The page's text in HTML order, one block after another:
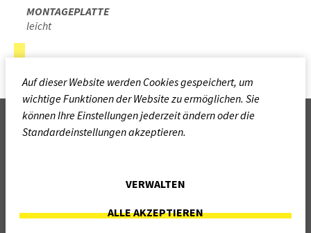
MONTAGEPLATTE
leicht
Auf dieser Website werden Cookies gespeichert, um
wichtige Funktionen der Website zu ermöglichen. Sie
können Ihre Einstellungen jederzeit ändern oder die
Standardeinstellungen akzeptieren.
VERWALTEN
ALLE AKZEPTIEREN
NEVOGA Group
Polen
Mail:info@nevoga.com